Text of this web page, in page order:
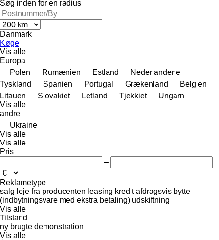
Søg inden for en radius
Danmark
Køge
Vis alle
Europa
Polen
Rumænien Estland
Nederlandene
Tyskland
Spanien Portugal Grækenland
Belgien
Litauen
Slovakiet Letland Tjekkiet
Ungarn
Vis alle
andre
Ukraine
Vis alle
Vis alle
Pris
–
Reklametype
salg leje fra producenten leasing kredit afdragsvis bytte
(indbytningsvare med ekstra betaling) udskiftning
Vis alle
Tilstand
ny brugte demonstration
Vis alle